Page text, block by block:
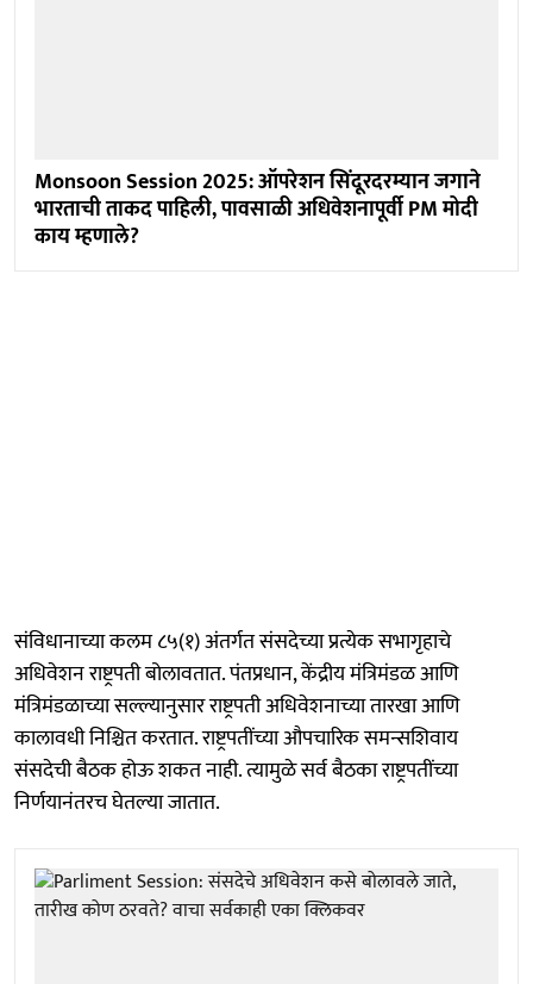
Monsoon Session 2025: ऑपरेशन सिंदूरदरम्यान जगाने
भारताची ताकद पाहिली, पावसाळी अधिवेशनापूर्वी PM मोदी
काय म्हणाले?
संविधानाच्या कलम ८५(१) अंतर्गत संसदेच्या प्रत्येक सभागृहाचे
अधिवेशन राष्ट्रपती बोलावतात. पंतप्रधान, केंद्रीय मंत्रिमंडळ आणि
मंत्रिमंडळाच्या सल्ल्यानुसार राष्ट्रपती अधिवेशनाच्या तारखा आणि
कालावधी निश्चित करतात. राष्ट्रपतींच्या औपचारिक समन्सशिवाय
संसदेची बैठक होऊ शकत नाही. त्यामुळे सर्व बैठका राष्ट्रपतींच्या
निर्णयानंतरच घेतल्या जातात.